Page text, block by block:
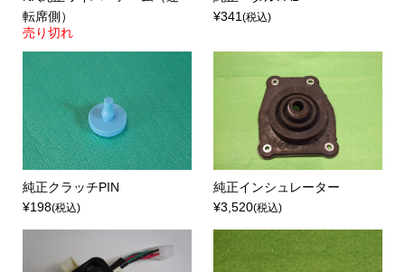
転席側）
売り切れ
¥341(税込)
純正クラッチPIN
¥198(税込)
純正インシュレーター
¥3,520(税込)